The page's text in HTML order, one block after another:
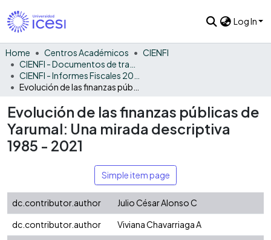
Log In
Home Centros Académicos
CIENFI
Evolución de las finanzas públicas de
Yarumal: Una mirada descriptiva
1985 - 2021
Simple item page
dc.contributor.author
Julio César Alonso C
dc.contributor.author
Viviana Chavarriaga A